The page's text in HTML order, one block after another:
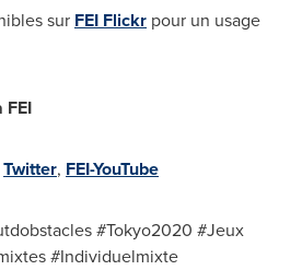
sur FEI Flickr pour un usage
FEI
Twitter, FEI-YouTube
#Tokyo2020 #Jeux
#Individuelmixte